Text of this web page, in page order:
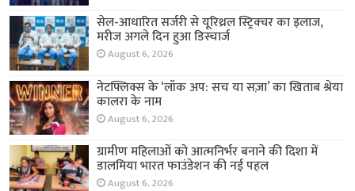
सेल-आधारित सर्जरी से यूरिथ्रल स्ट्रिक्चर का इलाज,
मरीज अगले दिन हुआ डिस्चार्ज
August 6, 2026
नेटफ्लिक्स के ‘लॉक अप: सच या सज़ा’ का खिताब श्रेया
कालरा के नाम
August 6, 2026
ग्रामीण महिलाओं को आत्मनिर्भर बनाने की दिशा में
डालमिया भारत फाउंडेशन की नई पहल
August 6, 2026